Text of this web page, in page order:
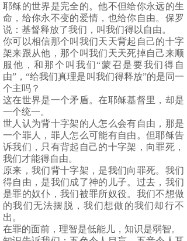
耶稣的世界是完全的。他不但给你永远的生
命，给你永不变的爱情，也给你自由。保罗
说：基督释放了我们，叫我们得以自由。
你可以相信那个叫我们天天背起自己的十字
架来跟从他，那个叫我们天天死掉自己来顺
服他，和那个叫我们“蒙召是要我们得自
由”，“给我们真理是叫我们得释放”的是同一
个主吗？
这在世界是一个矛盾。在耶稣基督里，却是
一个统一。
世人认为背十字架的人怎么会有自由，那是
一个罪人，罪人怎么可能有自由。但耶稣告
诉我们，只有背起自己的十字架，向罪死，
我们才能得自由。
原来，我们背十字架，是我们向罪死。我们
得自由，是我们成了神的儿子。过去，我们
是罪的奴仆，我们被罪所奴役。我们不想做
的我们无法摆脱，我们想做的我们却行不
出。
在罪的面前，理智是低能儿，知识是弱智。